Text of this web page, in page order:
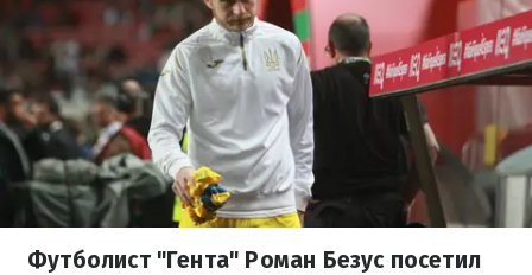
Футболист "Гента" Роман Безус посетил